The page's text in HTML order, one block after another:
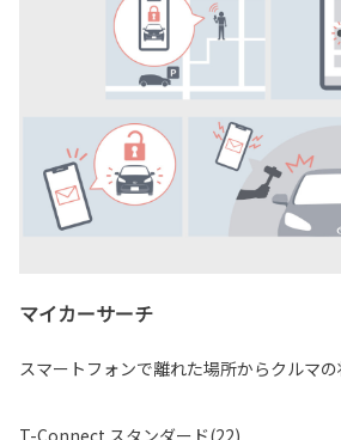
マイカーサーチ
スマートフォンで離れた場所からクルマの
T-Connect スタンダード(22)